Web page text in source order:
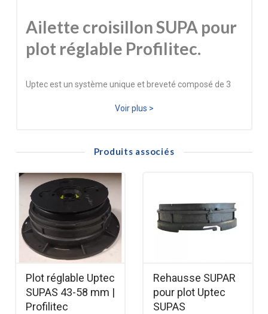
Ailette croisillon SUPA pour
plot réglable Profilitec.
Uptec est un système unique et breveté composé de 3
Pour des carreaux de plus de 50 cm x 50 cm, il est
Les ailettes pour plot réglable Uptec permettent de
réaliser la largeur de joint de votre carrelage, elles servent
de croisillons.
Voir plus >
Produits associés
Plot réglable Uptec
SUPAS 43-58 mm |
Profilitec
Rehausse SUPAR
pour plot Uptec
SUPAS